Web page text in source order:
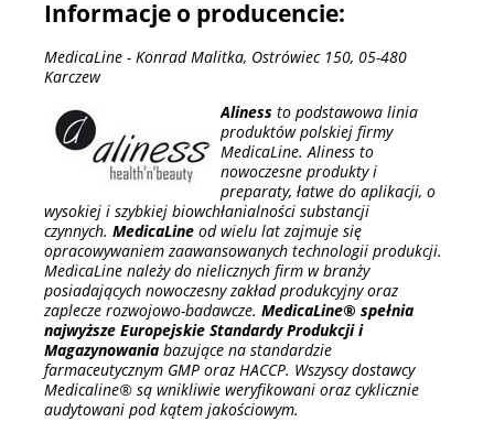
Informacje o producencie:
MedicaLine - Konrad Malitka, Ostrówiec 150, 05-480
Karczew
Aliness to podstawowa linia
produktów polskiej firmy
MedicaLine. Aliness to
nowoczesne produkty i
preparaty, łatwe do aplikacji, o
wysokiej i szybkiej biowchłanialności substancji
czynnych. MedicaLine od wielu lat zajmuje się
opracowywaniem zaawansowanych technologii produkcji.
MedicaLine należy do nielicznych firm w branży
posiadających nowoczesny zakład produkcyjny oraz
zaplecze rozwojowo-badawcze. MedicaLine® spełnia
najwyższe Europejskie Standardy Produkcji i
Magazynowania bazujące na standardzie
farmaceutycznym GMP oraz HACCP. Wszyscy dostawcy
Medicaline® są wnikliwie weryfikowani oraz cyklicznie
audytowani pod kątem jakościowym.